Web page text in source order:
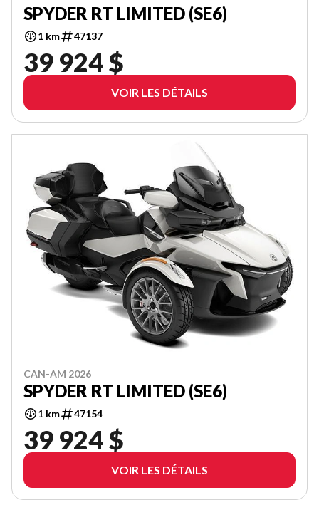
SPYDER RT LIMITED (SE6)
1 km 47137
39 924 $
VOIR LES DÉTAILS
CAN-AM 2026
SPYDER RT LIMITED (SE6)
1 km 47154
39 924 $
VOIR LES DÉTAILS